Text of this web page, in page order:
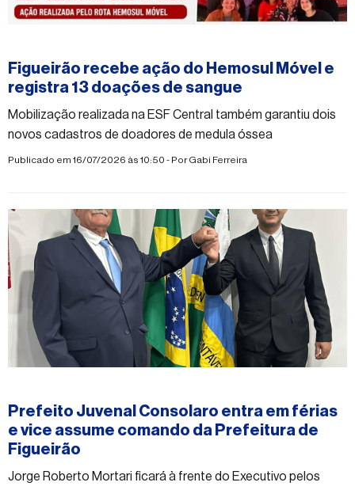
Figueirão recebe ação do Hemosul Móvel e
registra 13 doações de sangue
Mobilização realizada na ESF Central também garantiu dois
novos cadastros de doadores de medula óssea
Publicado em 16/07/2026 às 10:50 - PorGabi Ferreira
Prefeito Juvenal Consolaro entra em férias
e vice assume comando da Prefeitura de
Figueirão
Jorge Roberto Mortari ficará à frente do Executivo pelos